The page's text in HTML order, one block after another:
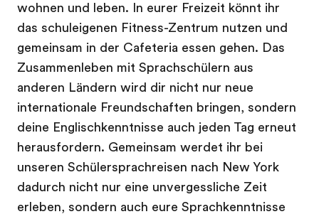
wohnen und leben. In eurer Freizeit könnt ihr
das schuleigenen Fitness-Zentrum nutzen und
gemeinsam in der Cafeteria essen gehen. Das
Zusammenleben mit Sprachschülern aus
anderen Ländern wird dir nicht nur neue
internationale Freundschaften bringen, sondern
deine Englischkenntnisse auch jeden Tag erneut
herausfordern. Gemeinsam werdet ihr bei
unseren Schülersprachreisen nach New York
dadurch nicht nur eine unvergessliche Zeit
erleben, sondern auch eure Sprachkenntnisse